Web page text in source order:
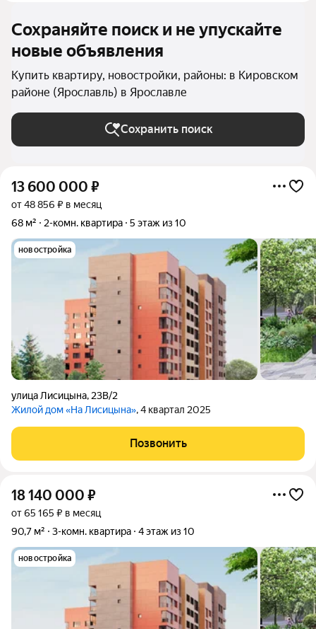
Сохраняйте поиск и не упускайте
новые объявления
Купить квартиру, новостройки, районы: в Кировском
районе (Ярославль) в Ярославле
Сохранить поиск
13 600 000 ₽
от 48 856 ₽ в месяц
68 м²
2-комн. квартира 5 этаж из 10
новостройка
улица Лисицына, 23В/2
Жилой дом «На Лисицына», 4 квартал 2025
Позвонить
18 140 000 ₽
от 65 165 ₽ в месяц
90,7 м²
3-комн. квартира 4 этаж из 10
новостройка